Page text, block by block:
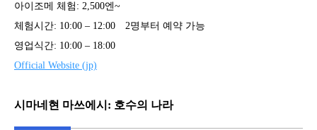
아이조메 체험: 2,500엔~
체험시간: 10:00 – 12:00 2명부터 예약 가능
영업식간: 10:00 – 18:00
Official Website (jp)
시마네현 마쓰에시: 호수의 나라